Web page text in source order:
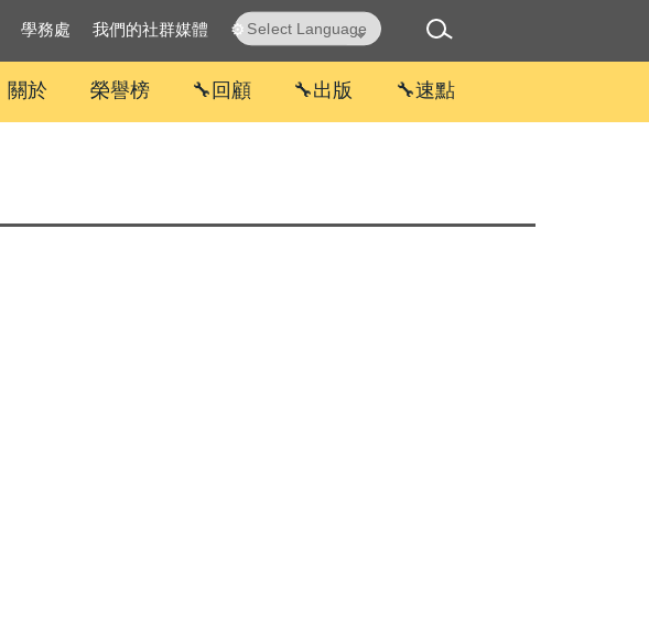
Translate
學務處 我們的社群媒體 ⚙
關於 榮譽榜 🔧回顧 🔧出版 🔧速點